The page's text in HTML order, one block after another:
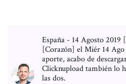
España - 14 Agosto
[Corazón] el Miér 14
aporte, acabo de
Clicknupload también lo
las dos.